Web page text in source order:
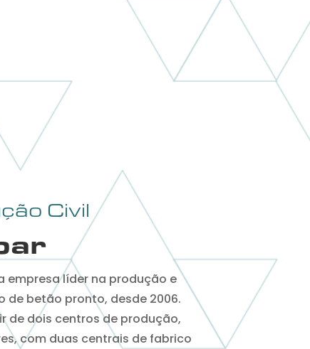
Civil
empresa líder na produção e
de betão pronto, desde 2006.
de dois centros de produção,
com duas centrais de fabrico